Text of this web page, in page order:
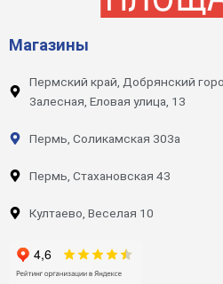
Магазины
Пермский край, Добрянский
Залесная, Еловая улица, 13
Пермь, Соликамская 303а
Пермь, Стахановская 43
Култаево, Веселая 10